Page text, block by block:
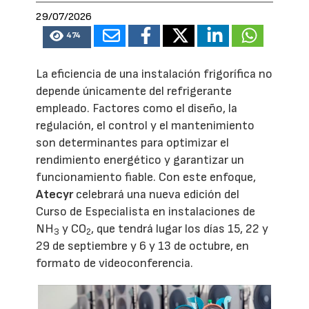
29/07/2026
474
La eficiencia de una instalación frigorífica no
depende únicamente del refrigerante
empleado. Factores como el diseño, la
regulación, el control y el mantenimiento
son determinantes para optimizar el
rendimiento energético y garantizar un
funcionamiento fiable. Con este enfoque,
Atecyrcelebrará una nueva edición del
Curso de Especialista en instalaciones de
NH3 y CO2, que tendrá lugar los días 15, 22 y
29 de septiembre y 6 y 13 de octubre, en
formato de videoconferencia.